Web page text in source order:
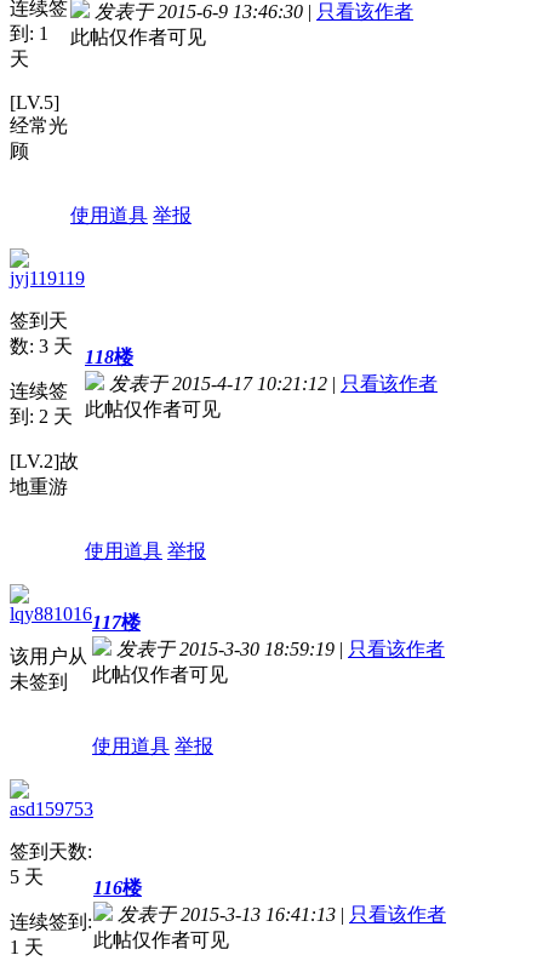
连续签
到: 1
天
[LV.5]
经常光
顾
发表于 2015-6-9 13:46:30 | 只看该作者
此帖仅作者可见
使用道具 举报
jyj119119
签到天
数: 3 天
连续签
到: 2 天
[LV.2]故
地重游
118楼
发表于 2015-4-17 10:21:12 | 只看该作者
此帖仅作者可见
使用道具 举报
lqy881016
该用户从
未签到
117楼
发表于 2015-3-30 18:59:19 | 只看该作者
此帖仅作者可见
使用道具 举报
asd159753
签到天数:
5 天
连续签到:
1 天
116楼
发表于 2015-3-13 16:41:13 | 只看该作者
此帖仅作者可见